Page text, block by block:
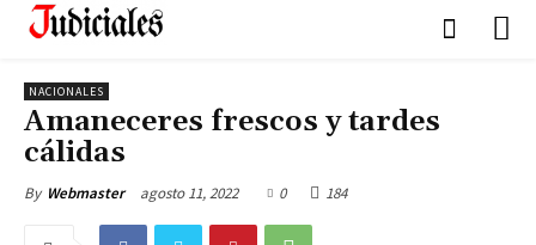
NACIONALES
Amaneceres frescos y tardes
cálidas
By Webmaster agosto 11, 2022 0 184